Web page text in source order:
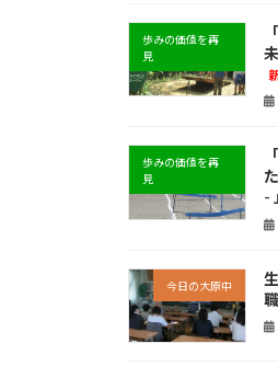
歩みの価値を再
見
歩みの価値を再
見
-
今日の大原中